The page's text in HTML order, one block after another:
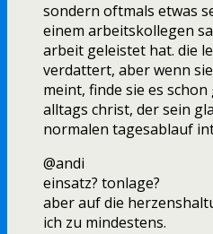
sondern oftmals etwas
einem arbeitskollegen
arbeit geleistet hat. die
verdattert, aber wenn
meint, finde sie es
alltags christ, der sein
normalen tagesablauf
@andi
einsatz? tonlage?
aber auf die
ich zu mindestens.